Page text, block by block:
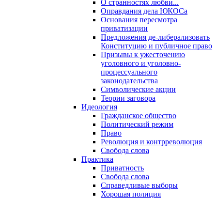
О странностях любви...
Оправдания дела ЮКОСа
Основания пересмотра
приватизации
Предложения де-либерализовать
Конституцию и публичное право
Призывы к ужесточению
уголовного и уголовно-
процессуального
законодательства
Символические акции
Теории заговора
Идеология
Гражданское общество
Политический режим
Право
Революция и контрреволюция
Свобода слова
Практика
Приватность
Свобода слова
Справедливые выборы
Хорошая полиция